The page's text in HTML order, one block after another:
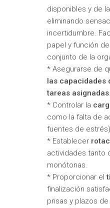
disponibles y de
eliminando
incertidumbre.
papel y función
conjunto de la
* Asegurarse de
las capacidades
tareas asignadas.
* Controlar la
como la falta de
fuentes de
* Establecer
actividades tanto
monótonas.
* Proporcionar el
finalización
prisas y plazos